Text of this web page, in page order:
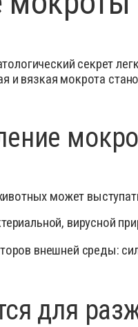
Гормональныепрепараты
Инструменты для
Препараты для
Препараты для лечения
Противопаразитарные,
Родентициды
Средства для копыт
секрет
и вязкая мокрота
может
вирусной
внешней среды:
для